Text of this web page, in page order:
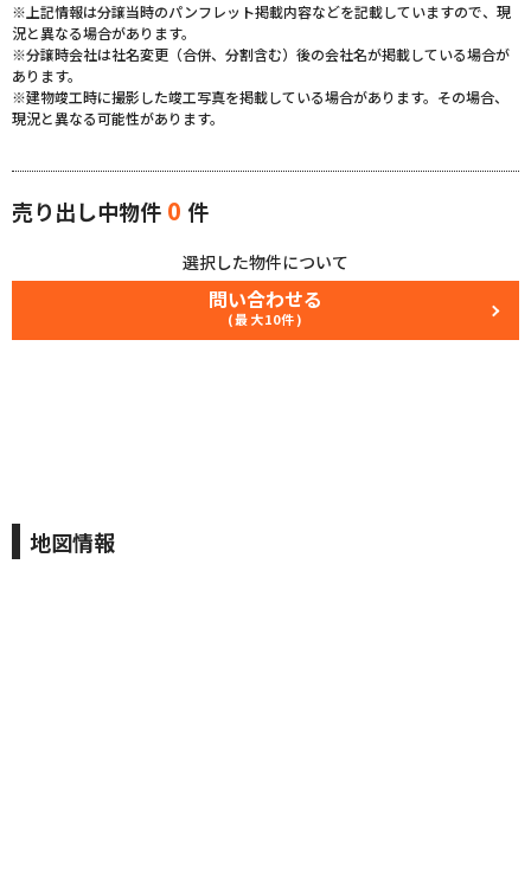
※上記情報は分譲当時のパンフレット掲載内容などを記載していますので、現
況と異なる場合があります。
※分譲時会社は社名変更（合併、分割含む）後の会社名が掲載している場合が
あります。
※建物竣工時に撮影した竣工写真を掲載している場合があります。その場合、
現況と異なる可能性があります。
売り出し中物件 0 件
選択した物件について
問い合わせる
(最大10件)
地図情報